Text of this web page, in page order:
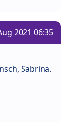
2021 06:35
Sabrina.